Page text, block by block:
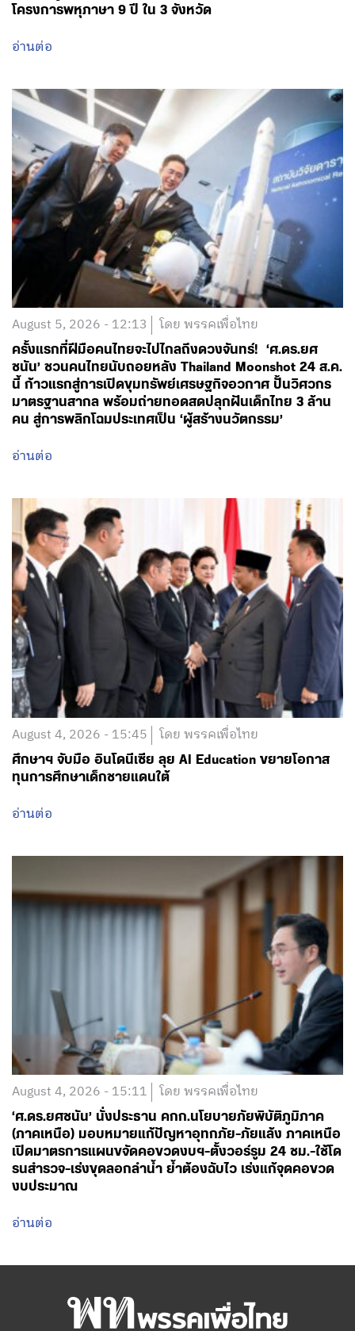
โครงการพหุภาษา 9 ปี ใน 3 จังหวัด
อ่านต่อ
August 5, 2026 - 12:13 โดย พรรคเพื่อไทย
ครั้งแรกที่ฝีมือคนไทยจะไปไกลถึงดวงจันทร์! ‘ศ.ดร.ยศ
ชนัน’ ชวนคนไทยนับถอยหลัง Thailand Moonshot 24 ส.ค.
นี้ ก้าวแรกสู่การเปิดขุมทรัพย์เศรษฐกิจอวกาศ ปั้นวิศวกร
มาตรฐานสากล พร้อมถ่ายทอดสดปลุกฝันเด็กไทย 3 ล้าน
คน สู่การพลิกโฉมประเทศเป็น ‘ผู้สร้างนวัตกรรม’
อ่านต่อ
August 4, 2026 - 15:45 โดย พรรคเพื่อไทย
ศึกษาฯ จับมือ อินโดนีเซีย ลุย AI Education ขยายโอกาส
ทุนการศึกษาเด็กชายแดนใต้
อ่านต่อ
August 4, 2026 - 15:11 โดย พรรคเพื่อไทย
‘ศ.ดร.ยศชนัน’ นั่งประธาน คกก.นโยบายภัยพิบัติภูมิภาค
(ภาคเหนือ) มอบหมายแก้ปัญหาอุทกภัย-ภัยแล้ง ภาคเหนือ
เปิดมาตรการแผนขจัดคอขวดงบฯ-ตั้งวอร์รูม 24 ชม.-ใช้โด
รนสำรวจ-เร่งขุดลอกลำน้ำ ย้ำต้องฉับไว เร่งแก้จุดคอขวด
งบประมาณ
อ่านต่อ